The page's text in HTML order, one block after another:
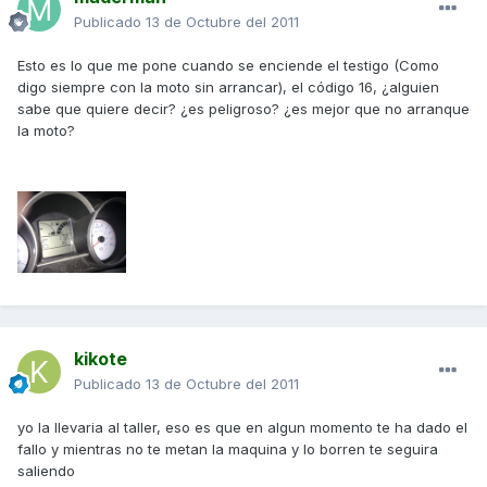
Publicado 13 de Octubre del 2011
Esto es lo que me pone cuando se enciende el testigo (Como
digo siempre con la moto sin arrancar), el código 16, ¿alguien
sabe que quiere decir? ¿es peligroso? ¿es mejor que no arranque
la moto?
kikote
Publicado 13 de Octubre del 2011
yo la llevaria al taller, eso es que en algun momento te ha dado el
fallo y mientras no te metan la maquina y lo borren te seguira
saliendo